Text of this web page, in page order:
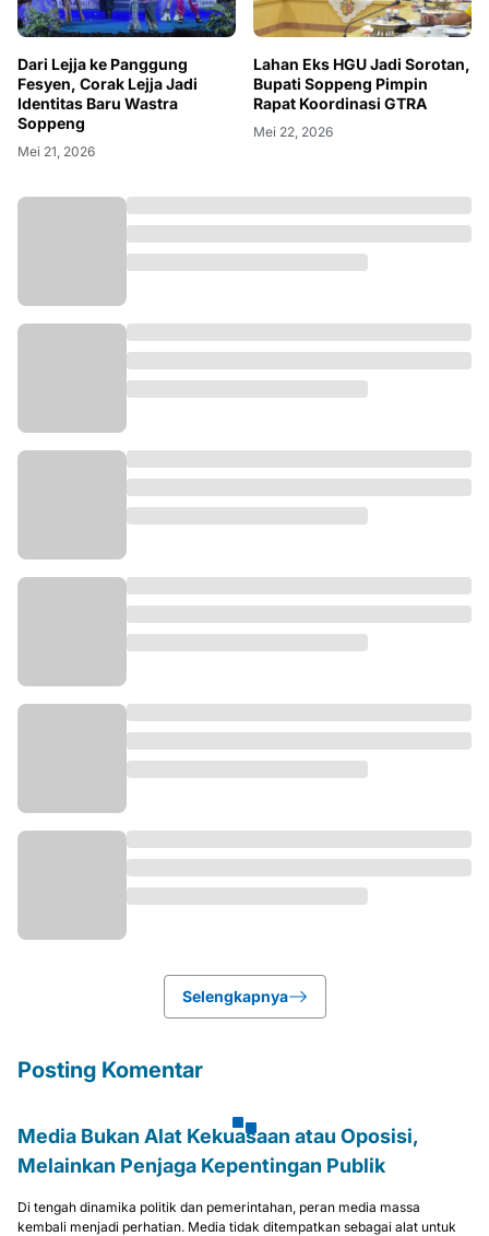
Dari Lejja ke Panggung
Fesyen, Corak Lejja Jadi
Identitas Baru Wastra
Soppeng
Mei 21, 2026
Lahan Eks HGU Jadi Sorotan,
Bupati Soppeng Pimpin
Rapat Koordinasi GTRA
Mei 22, 2026
Selengkapnya
Posting Komentar
Media Bukan Alat Kekuasaan atau Oposisi,
Melainkan Penjaga Kepentingan Publik
Di tengah dinamika politik dan pemerintahan, peran media massa
kembali menjadi perhatian. Media tidak ditempatkan sebagai alat untuk